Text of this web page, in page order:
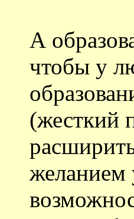
А
чтобы у
(жесткий
желанием